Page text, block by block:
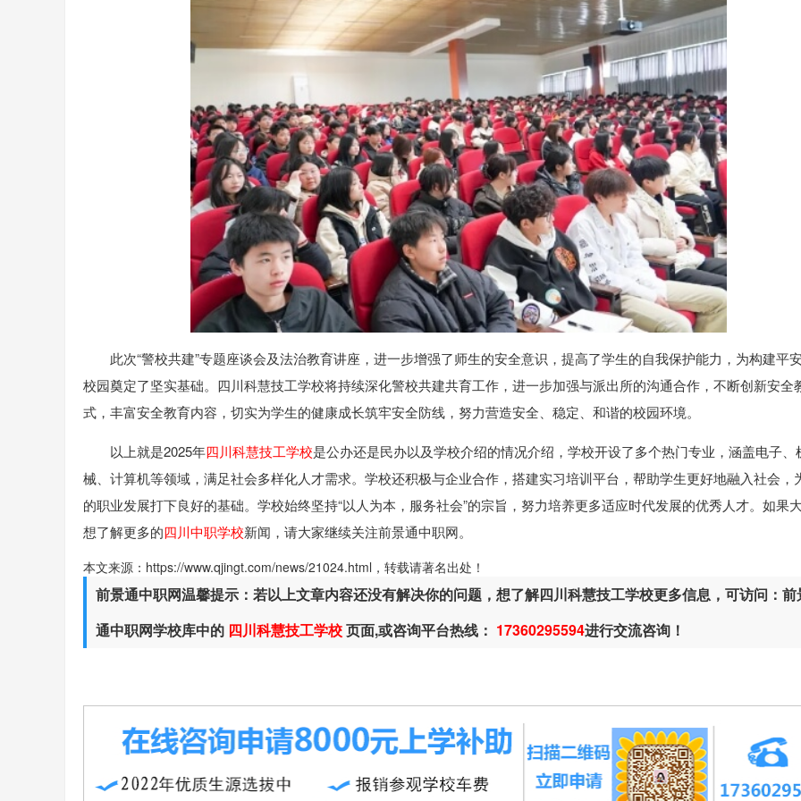
此次“警校共建”专题座谈会及法治教育讲座，进一步增强了师生的安全意识，提高了学生的自我保护能力，为构建平
校园奠定了坚实基础。四川科慧技工学校将持续深化警校共建共育工作，进一步加强与派出所的沟通合作，不断创新安全
式，丰富安全教育内容，切实为学生的健康成长筑牢安全防线，努力营造安全、稳定、和谐的校园环境。
以上就是2025年四川科慧技工学校是公办还是民办以及学校介绍的情况介绍，学校开设了多个热门专业，涵盖电子、
械、计算机等领域，满足社会多样化人才需求。学校还积极与企业合作，搭建实习培训平台，帮助学生更好地融入社会，
的职业发展打下良好的基础。学校始终坚持“以人为本，服务社会”的宗旨，努力培养更多适应时代发展的优秀人才。如果
想了解更多的四川中职学校新闻，请大家继续关注前景通中职网。
本文来源：https://www.qjingt.com/news/21024.html，转载请著名出处！
前景通中职网温馨提示：若以上文章内容还没有解决你的问题，想了解四川科慧技工学校更多信息，可访问：前
通中职网学校库中的 四川科慧技工学校页面,或咨询平台热线： 17360295594进行交流咨询！